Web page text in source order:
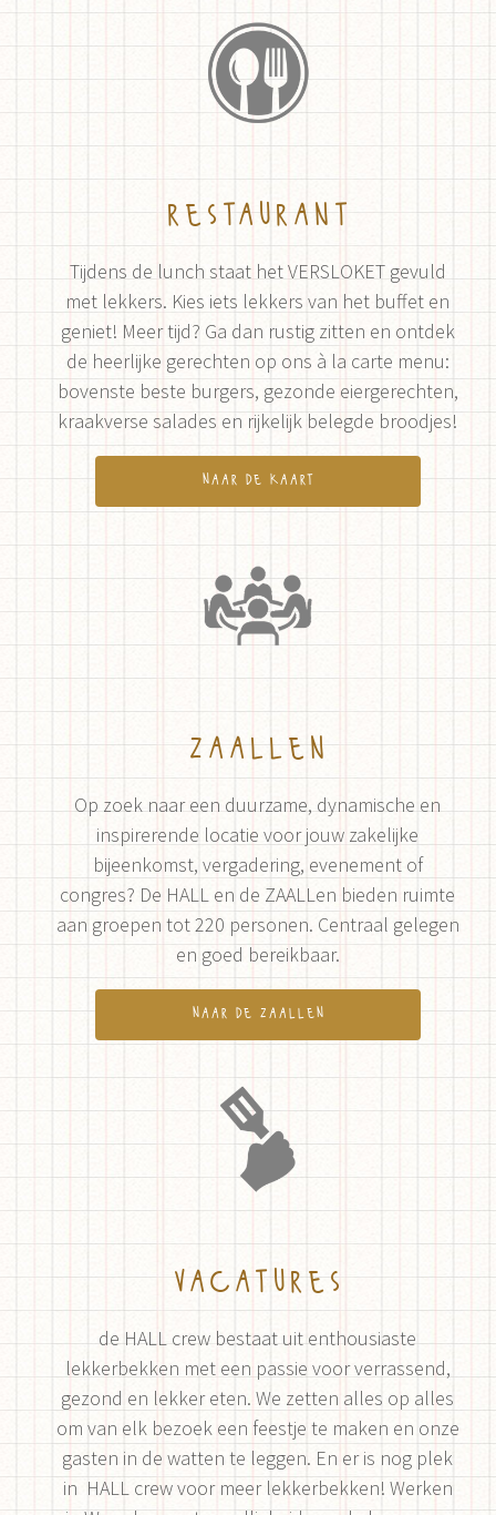
restaurant
Tijdens de lunch staat het VERSLOKET gevuld
met lekkers. Kies iets lekkers van het buffet en
geniet! Meer tijd? Ga dan rustig zitten en ontdek
de heerlijke gerechten op ons à la carte menu:
bovenste beste burgers, gezonde eiergerechten,
kraakverse salades en rijkelijk belegde broodjes!
naar de kaart
zaallen
Op zoek naar een duurzame, dynamische en
inspirerende locatie voor jouw zakelijke
bijeenkomst, vergadering, evenement of
congres? De HALL en de ZAALLen bieden ruimte
aan groepen tot 220 personen. Centraal gelegen
en goed bereikbaar.
naar de zaallen
vacatures
de HALL crew bestaat uit enthousiaste
lekkerbekken met een passie voor verrassend,
gezond en lekker eten. We zetten alles op alles
om van elk bezoek een feestje te maken en onze
gasten in de watten te leggen. En er is nog plek
in HALL crew voor meer lekkerbekken! Werken